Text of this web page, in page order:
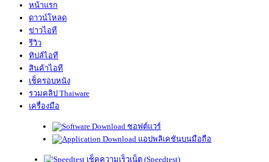
หน้าแรก
ดาวน์โหลด
ข่าวไอที
รีวิว
ทิปส์ไอที
สินค้าไอที
เช็ครอบหนัง
รวมคลิป Thaiware
เครื่องมือ
ซอฟต์แวร์
แอปพลิเคชันบนมือถือ
เช็คความเร็วเน็ต (Speedtest)